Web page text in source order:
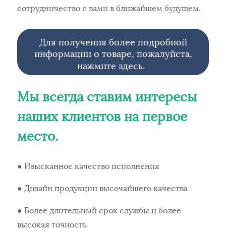
сотрудничество с вами в ближайшем будущем.
Для получения более подробной
информации о товаре, пожалуйста,
нажмите здесь.
Мы всегда ставим интересы
наших клиентов на первое
место.
● Изысканное качество исполнения
● Дизайн продукции высочайшего качества
● Более длительный срок службы и более
высокая точность